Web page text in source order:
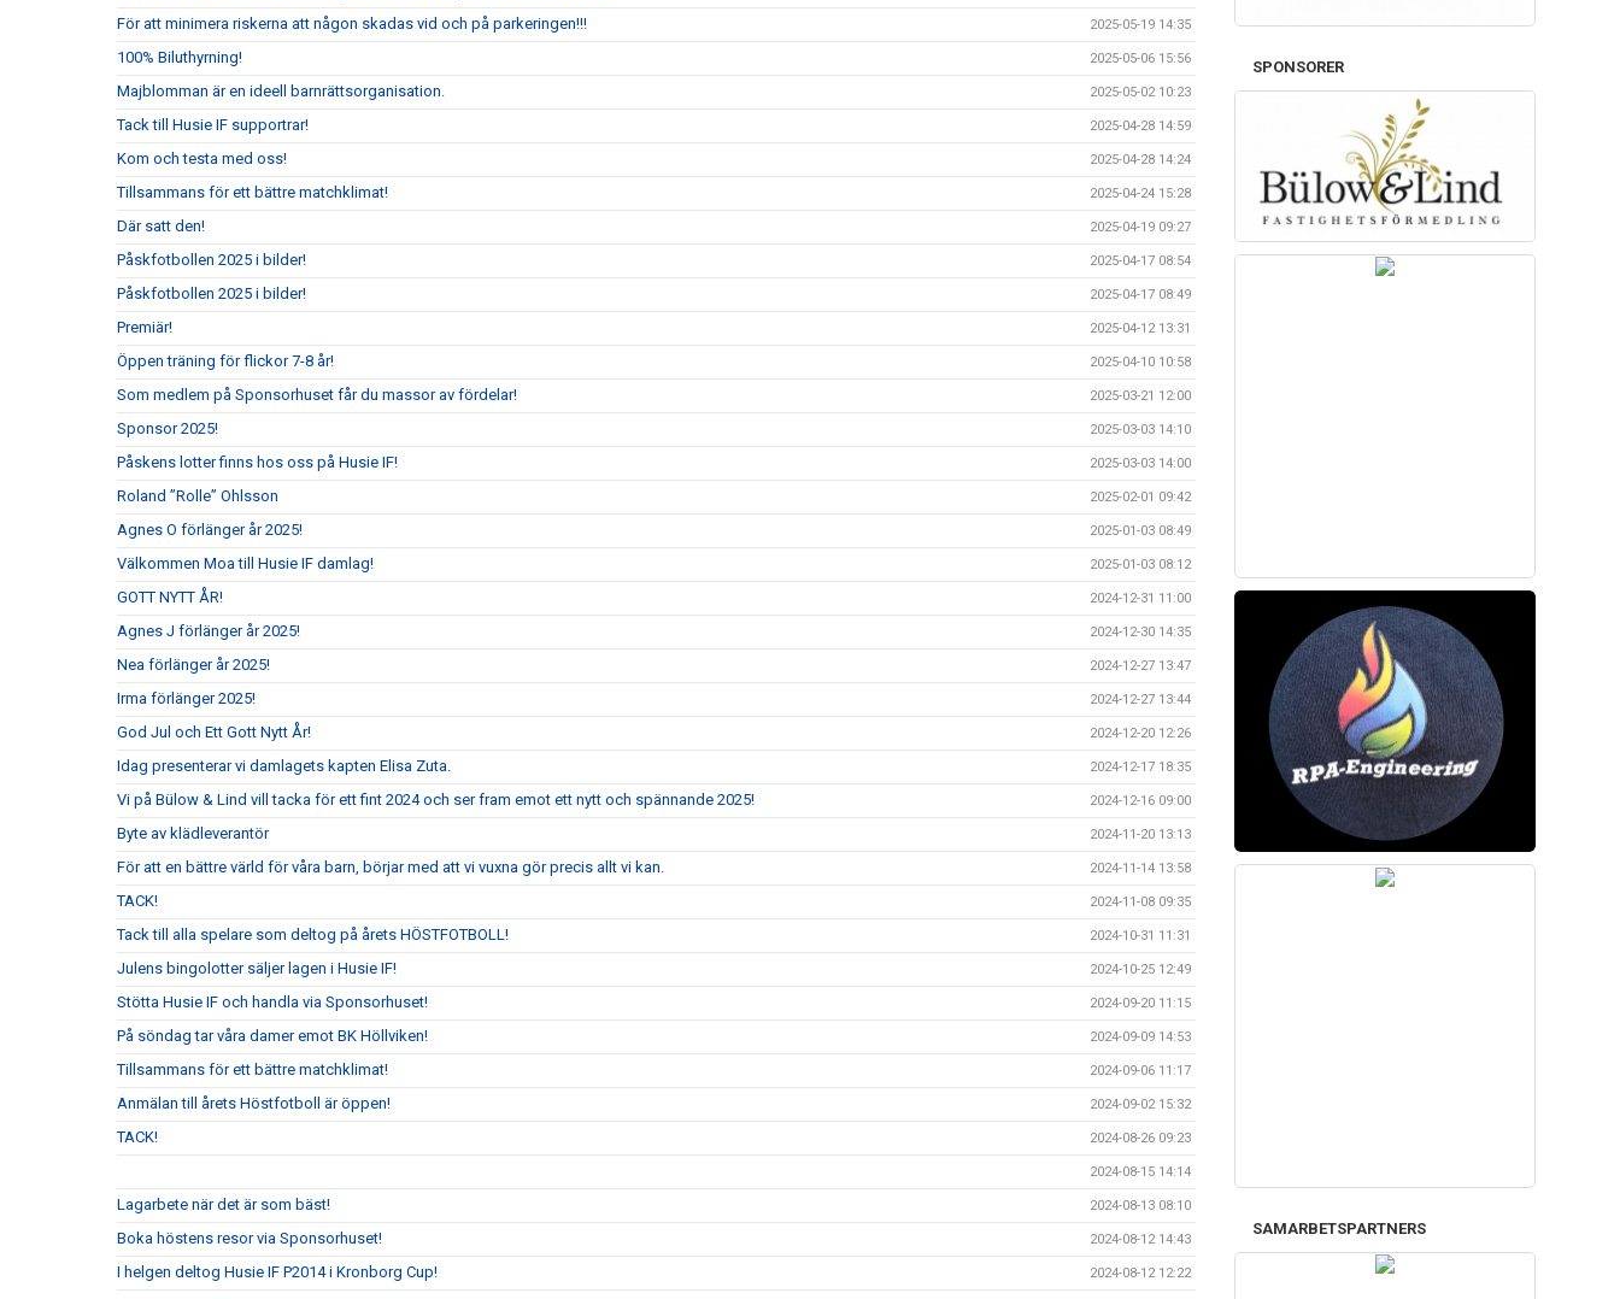
För att minimera riskerna att någon skadas vid och på parkeringen!!! 2025-05-19 14:35
100% Biluthyrning! 2025-05-06 15:56
Majblomman är en ideell barnrättsorganisation. 2025-05-02 10:23
Tack till Husie IF supportrar! 2025-04-28 14:59
Kom och testa med oss! 2025-04-28 14:24
Tillsammans för ett bättre matchklimat! 2025-04-24 15:28
Där satt den! 2025-04-19 09:27
Påskfotbollen 2025 i bilder! 2025-04-17 08:54
Påskfotbollen 2025 i bilder! 2025-04-17 08:49
Premiär! 2025-04-12 13:31
Öppen träning för flickor 7-8 år! 2025-04-10 10:58
Som medlem på Sponsorhuset får du massor av fördelar! 2025-03-21 12:00
Sponsor 2025! 2025-03-03 14:10
Påskens lotter finns hos oss på Husie IF! 2025-03-03 14:00
Roland ”Rolle” Ohlsson 2025-02-01 09:42
Agnes O förlänger år 2025! 2025-01-03 08:49
Välkommen Moa till Husie IF damlag! 2025-01-03 08:12
GOTT NYTT ÅR! 2024-12-31 11:00
Agnes J förlänger år 2025! 2024-12-30 14:35
Nea förlänger år 2025! 2024-12-27 13:47
Irma förlänger 2025! 2024-12-27 13:44
God Jul och Ett Gott Nytt År! 2024-12-20 12:26
Idag presenterar vi damlagets kapten Elisa Zuta. 2024-12-17 18:35
Vi på Bülow & Lind vill tacka för ett fint 2024 och ser fram emot ett nytt och spännande 2025! 2024-12-16 09:00
Byte av klädleverantör 2024-11-20 13:13
För att en bättre värld för våra barn, börjar med att vi vuxna gör precis allt vi kan. 2024-11-14 13:58
TACK! 2024-11-08 09:35
Tack till alla spelare som deltog på årets HÖSTFOTBOLL! 2024-10-31 11:31
Julens bingolotter säljer lagen i Husie IF! 2024-10-25 12:49
Stötta Husie IF och handla via Sponsorhuset! 2024-09-20 11:15
På söndag tar våra damer emot BK Höllviken! 2024-09-09 14:53
Tillsammans för ett bättre matchklimat! 2024-09-06 11:17
Anmälan till årets Höstfotboll är öppen! 2024-09-02 15:32
TACK! 2024-08-26 09:23
2024-08-15 14:14
Lagarbete när det är som bäst! 2024-08-13 08:10
Boka höstens resor via Sponsorhuset! 2024-08-12 14:43
I helgen deltog Husie IF P2014 i Kronborg Cup! 2024-08-12 12:22
SPONSORER
SAMARBETSPARTNERS